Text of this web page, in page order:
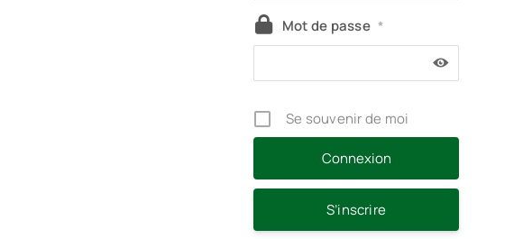
Mot de passe *
Se souvenir de moi
S’inscrire